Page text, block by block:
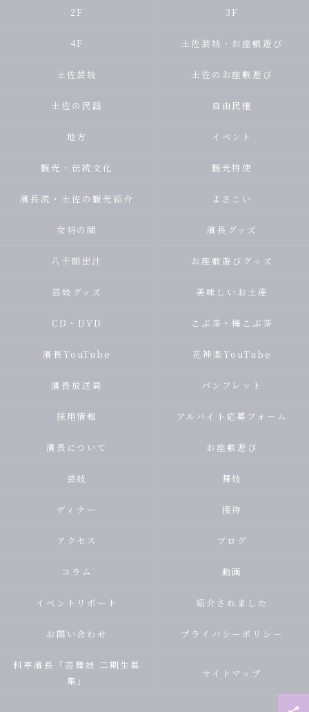
2F 3F
4F 土佐芸妓・お座敷遊び
土佐芸妓 土佐のお座敷遊び
土佐の民謡 自由民権
地方 イベント
観光・伝統文化 観光特使
濱長流・土佐の観光紹介 よさこい
女将の間 濱長グッズ
八千朗出汁 お座敷遊びグッズ
芸妓グッズ 美味しいお土産
CD・DVD こぶ茶・梅こぶ茶
濱長YouTube 花神楽YouTube
濱長放送局 パンフレット
採用情報 アルバイト応募フォーム
濱長について お座敷遊び
芸妓 舞妓
ディナー 接待
アクセス ブログ
コラム 動画
イベントリポート 紹介されました
お問い合わせ プライバシーポリシー
料亭濱長「芸舞妓 二期生募
集」
サイトマップ